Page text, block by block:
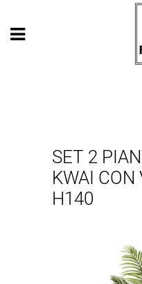
Open
SET 2
KWAI CON
H140